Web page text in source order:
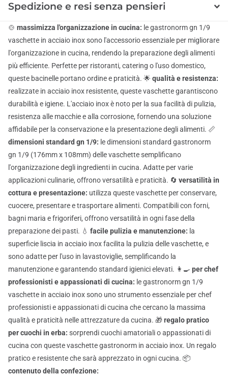
Spedizione e resi senza pensieri
🍲 massimizza l'organizzazione in cucina: le gastronorm gn 1/9
vaschette in acciaio inox sono l'accessorio essenziale per migliorare
l'organizzazione in cucina, rendendo la preparazione degli alimenti
più efficiente. Perfette per ristoranti, catering o l'uso domestico,
queste bacinelle portano ordine e praticità. 🌟 qualità e resistenza:
realizzate in acciaio inox resistente, queste vaschette garantiscono
durabilità e igiene. L'acciaio inox è noto per la sua facilità di pulizia,
resistenza alle macchie e alla corrosione, fornendo una soluzione
affidabile per la conservazione e la presentazione degli alimenti. 📏
dimensioni standard gn 1/9: le dimensioni standard gastronorm
gn 1/9 (176mm x 108mm) delle vaschette semplificano
l'organizzazione degli ingredienti in cucina. Adatte per varie
applicazioni culinarie, offrono versatilità e praticità. 🔄 versatilità in
cottura e presentazione: utilizza queste vaschette per conservare,
cuocere, presentare e trasportare alimenti. Compatibili con forni,
bagni maria e frigoriferi, offrono versatilità in ogni fase della
preparazione dei pasti. 💧 facile pulizia e manutenzione: la
superficie liscia in acciaio inox facilita la pulizia delle vaschette, e
sono adatte per l'uso in lavastoviglie, semplificando la
manutenzione e garantendo standard igienici elevati. 👩‍🍳 per chef
professionisti e appassionati di cucina: le gastronorm gn 1/9
vaschette in acciaio inox sono uno strumento essenziale per chef
professionisti e appassionati di cucina che cercano la massima
qualità e praticità nelle attrezzature da cucina. 🎁 regalo pratico
per cuochi in erba: sorprendi cuochi amatoriali o appassionati di
cucina con queste vaschette gastronorm in acciaio inox. Un regalo
pratico e resistente che sarà apprezzato in ogni cucina. 📦
contenuto della confezione: